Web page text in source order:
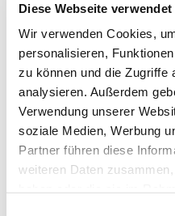
Diese Webseite
Wir verwenden Cookies,
personalisieren,
zu können und die Zugriffe
analysieren. Außerdem
Verwendung unserer
soziale Medien, Werbung
Partner führen diese
weiteren Daten
angebracht werden.
Weitere Optionen sind
Heizstrahler, für deren
Somfy Technik alle
Durch unsere
Dach zu einem Unikat.
vorbei und beraten Sie